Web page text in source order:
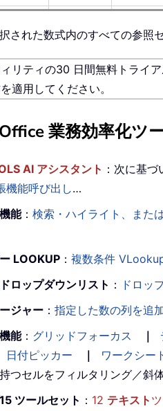
された数式内のすべての参照
リティの30 日間無料トライ
適用してください。
業務効率化ツ
AI アシスタント ：次に基
機能呼び出し…
能： 検索・ハイライト、また
LOOKUP ： 複数条件
ロップダウンリスト ： ドロッ
ジャー ： 指定した数の列を追
能： グリッドフォーカス ｜
日付ピッカー ｜ ワークシー
つセルをフィルタリング／斜
ツールセット ： 12 テキスト